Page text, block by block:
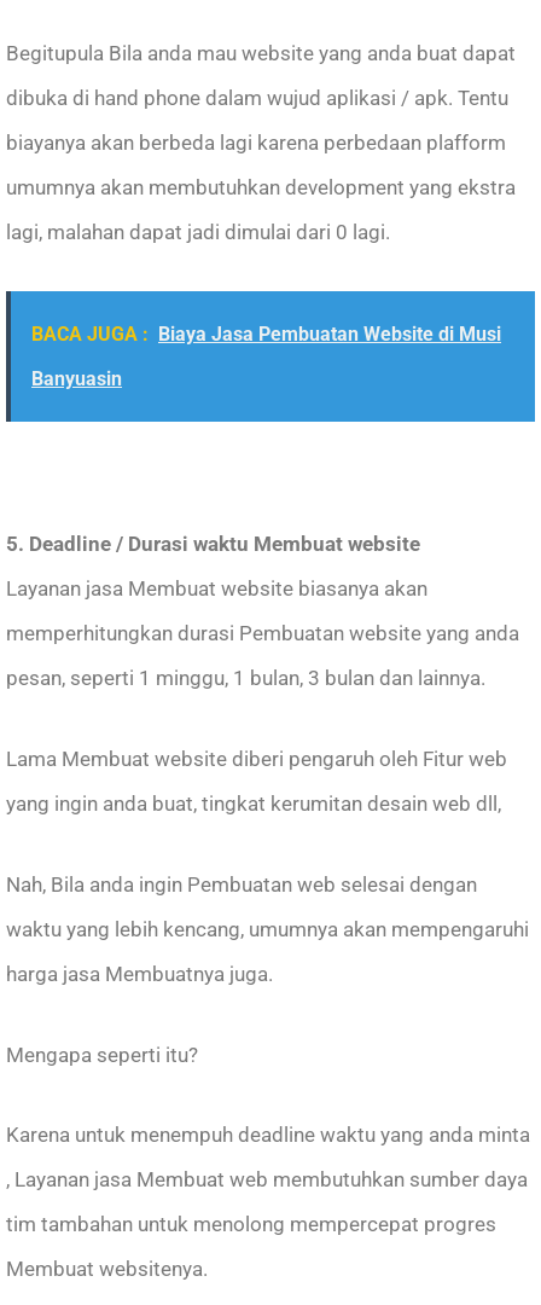
Begitupula Bila anda mau website yang anda buat dapat
dibuka di hand phone dalam wujud aplikasi / apk. Tentu
biayanya akan berbeda lagi karena perbedaan plafform
umumnya akan membutuhkan development yang ekstra
lagi, malahan dapat jadi dimulai dari 0 lagi.
BACA JUGA : Biaya Jasa Pembuatan Website di Musi
Banyuasin
5. Deadline / Durasi waktu Membuat website
Layanan jasa Membuat website biasanya akan
memperhitungkan durasi Pembuatan website yang anda
pesan, seperti 1 minggu, 1 bulan, 3 bulan dan lainnya.
Lama Membuat website diberi pengaruh oleh Fitur web
yang ingin anda buat, tingkat kerumitan desain web dll,
Nah, Bila anda ingin Pembuatan web selesai dengan
waktu yang lebih kencang, umumnya akan mempengaruhi
harga jasa Membuatnya juga.
Mengapa seperti itu?
Karena untuk menempuh deadline waktu yang anda minta
, Layanan jasa Membuat web membutuhkan sumber daya
tim tambahan untuk menolong mempercepat progres
Membuat websitenya.